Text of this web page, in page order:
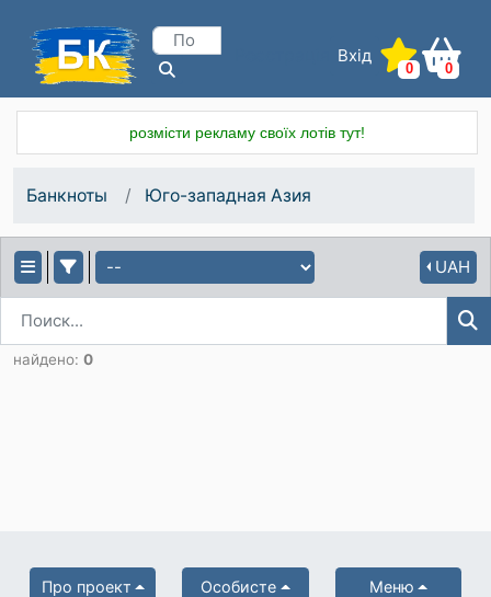
Вхід
0 0
розмісти рекламу своїх лотів тут!
Банкноты Юго-западная Азия
UAH
найдено: 0
Про проект Особисте Меню